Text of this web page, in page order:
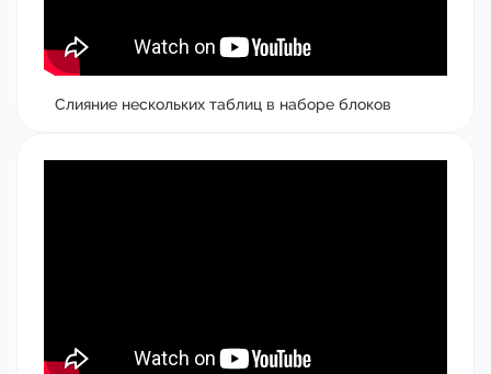
Слияние нескольких таблиц в наборе блоков